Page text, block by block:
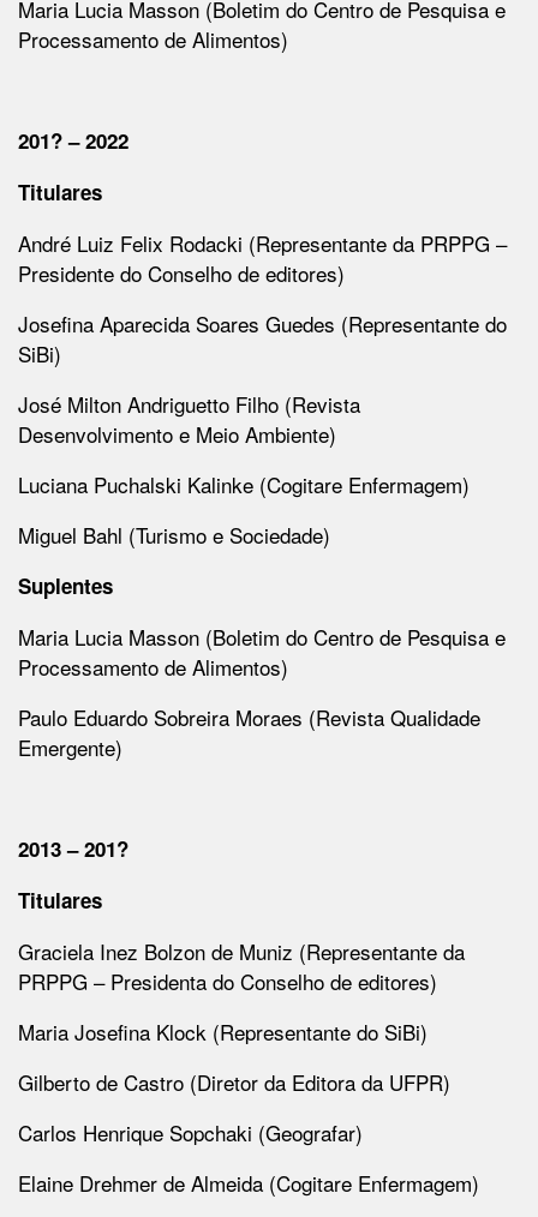
Maria Lucia Masson (Boletim do Centro de Pesquisa e
Processamento de Alimentos)
201? – 2022
Titulares
André Luiz Felix Rodacki (Representante da PRPPG –
Presidente do Conselho de editores)
Josefina Aparecida Soares Guedes (Representante do
SiBi)
José Milton Andriguetto Filho (Revista
Desenvolvimento e Meio Ambiente)
Luciana Puchalski Kalinke (Cogitare Enfermagem)
Miguel Bahl (Turismo e Sociedade)
Suplentes
Maria Lucia Masson (Boletim do Centro de Pesquisa e
Processamento de Alimentos)
Paulo Eduardo Sobreira Moraes (Revista Qualidade
Emergente)
2013 – 201?
Titulares
Graciela Inez Bolzon de Muniz (Representante da
PRPPG – Presidenta do Conselho de editores)
Maria Josefina Klock (Representante do SiBi)
Gilberto de Castro (Diretor da Editora da UFPR)
Carlos Henrique Sopchaki (Geografar)
Elaine Drehmer de Almeida (Cogitare Enfermagem)